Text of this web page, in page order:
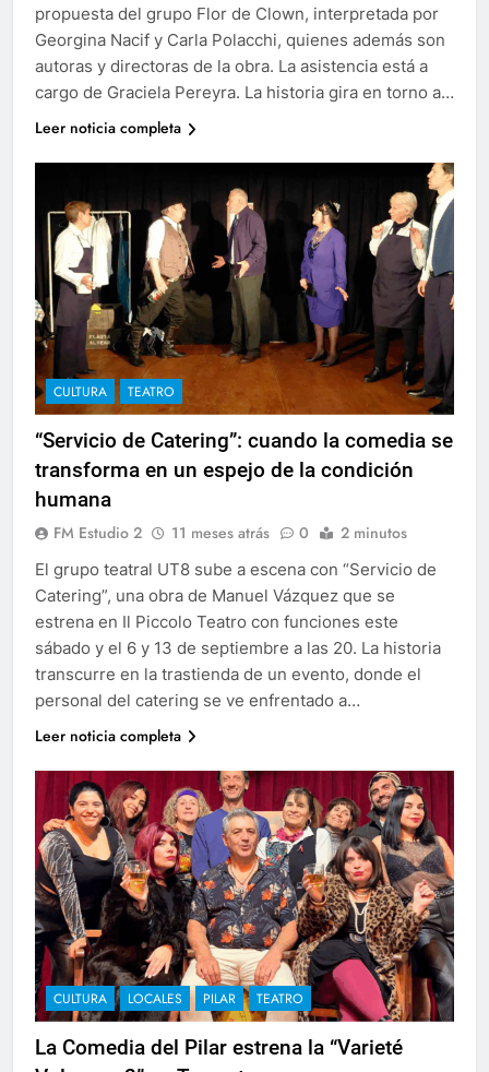
propuesta del grupo Flor de Clown, interpretada por
Georgina Nacif y Carla Polacchi, quienes además son
autoras y directoras de la obra. La asistencia está a
cargo de Graciela Pereyra. La historia gira en torno a…
Leer noticia completa
CULTURA TEATRO
“Servicio de Catering”: cuando la comedia se
transforma en un espejo de la condición
humana
FM Estudio 2 11 meses atrás 0 2 minutos
El grupo teatral UT8 sube a escena con “Servicio de
Catering”, una obra de Manuel Vázquez que se
estrena en Il Piccolo Teatro con funciones este
sábado y el 6 y 13 de septiembre a las 20. La historia
transcurre en la trastienda de un evento, donde el
personal del catering se ve enfrentado a…
Leer noticia completa
CULTURA LOCALES PILAR TEATRO
La Comedia del Pilar estrena la “Varieté